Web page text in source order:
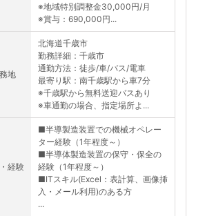
※地域特別調整金30,000円/月
※賞与：690,000円...
地
北海道千歳市
勤務詳細：千歳市
通勤方法：徒歩/車/バス/電車
最寄り駅：南千歳駅から車7分
※千歳駅から無料送迎バスあり
※車通勤の場合、指定場所よ...
経験
■半導製造装置での機械オペレー
ター経験（1年程度～）
■半導体製造装置の保守・保全の
経験（1年程度～）
■ITスキル(Excel：表計算、画像挿
入・メール利用)のある方
...